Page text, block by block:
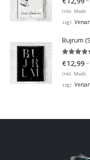
Inkl. MwSt.
zzgl.
Bujrum
€12,99–
Inkl. MwSt.
zzgl.